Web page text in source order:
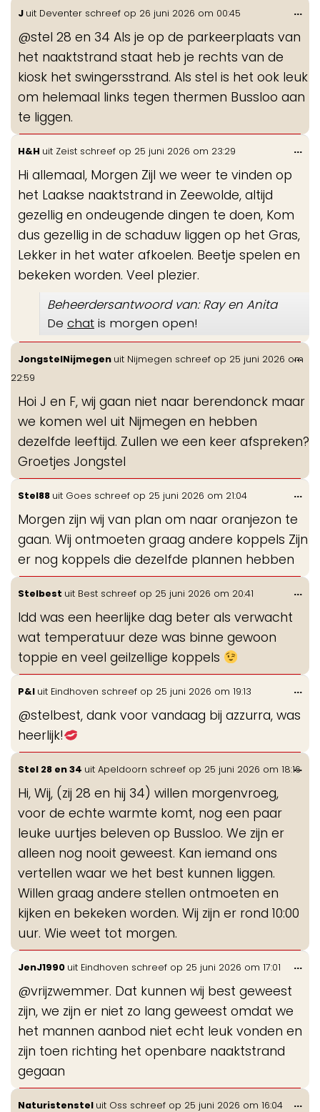
J uit Deventer schreef op 26 juni 2026 om 00:45
@stel 28 en 34 Als je op de parkeerplaats van
het naaktstrand staat heb je rechts van de
kiosk het swingersstrand. Als stel is het ook leuk
om helemaal links tegen thermen Bussloo aan
te liggen.
...
H&H uit Zeist schreef op 25 juni 2026 om 23:29
Hi allemaal, Morgen Zijl we weer te vinden op
het Laakse naaktstrand in Zeewolde, altijd
gezellig en ondeugende dingen te doen, Kom
dus gezellig in de schaduw liggen op het Gras,
Lekker in het water afkoelen. Beetje spelen en
bekeken worden. Veel plezier.
Beheerdersantwoord van: Ray en Anita
De chat is morgen open!
...
JongstelNijmegen uit Nijmegen schreef op 25 juni 2026 om
22:59
Hoi J en F, wij gaan niet naar berendonck maar
we komen wel uit Nijmegen en hebben
dezelfde leeftijd. Zullen we een keer afspreken?
Groetjes Jongstel
...
Stel88 uit Goes schreef op 25 juni 2026 om 21:04
Morgen zijn wij van plan om naar oranjezon te
gaan. Wij ontmoeten graag andere koppels Zijn
er nog koppels die dezelfde plannen hebben
...
Stelbest uit Best schreef op 25 juni 2026 om 20:41
Idd was een heerlijke dag beter als verwacht
wat temperatuur deze was binne gewoon
toppie en veel geilzellige koppels
...
P&I uit Eindhoven schreef op 25 juni 2026 om 19:13
@stelbest, dank voor vandaag bij azzurra, was
heerlijk!
...
Stel 28 en 34 uit Apeldoorn schreef op 25 juni 2026 om 18:16
Hi, Wij, (zij 28 en hij 34) willen morgenvroeg,
voor de echte warmte komt, nog een paar
leuke uurtjes beleven op Bussloo. We zijn er
alleen nog nooit geweest. Kan iemand ons
vertellen waar we het best kunnen liggen.
Willen graag andere stellen ontmoeten en
kijken en bekeken worden. Wij zijn er rond 10:00
uur. Wie weet tot morgen.
...
JenJ1990 uit Eindhoven schreef op 25 juni 2026 om 17:01
@vrijzwemmer. Dat kunnen wij best geweest
zijn, we zijn er niet zo lang geweest omdat we
het mannen aanbod niet echt leuk vonden en
zijn toen richting het openbare naaktstrand
gegaan
...
Naturistenstel uit Oss schreef op 25 juni 2026 om 16:04 ...